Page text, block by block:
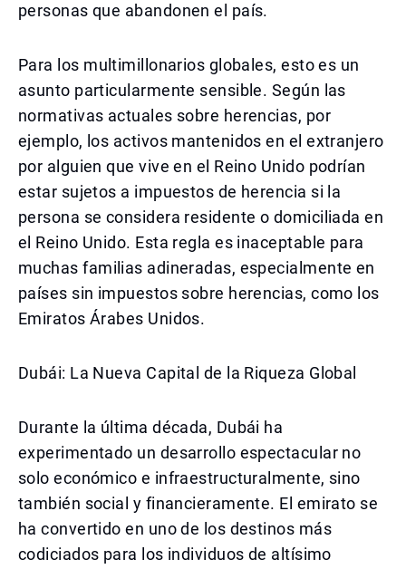
personas que abandonen el país.
Para los multimillonarios globales, esto es un
asunto particularmente sensible. Según las
normativas actuales sobre herencias, por
ejemplo, los activos mantenidos en el extranjero
por alguien que vive en el Reino Unido podrían
estar sujetos a impuestos de herencia si la
persona se considera residente o domiciliada en
el Reino Unido. Esta regla es inaceptable para
muchas familias adineradas, especialmente en
países sin impuestos sobre herencias, como los
Emiratos Árabes Unidos.
Dubái: La Nueva Capital de la Riqueza Global
Durante la última década, Dubái ha
experimentado un desarrollo espectacular no
solo económico e infraestructuralmente, sino
también social y financieramente. El emirato se
ha convertido en uno de los destinos más
codiciados para los individuos de altísimo